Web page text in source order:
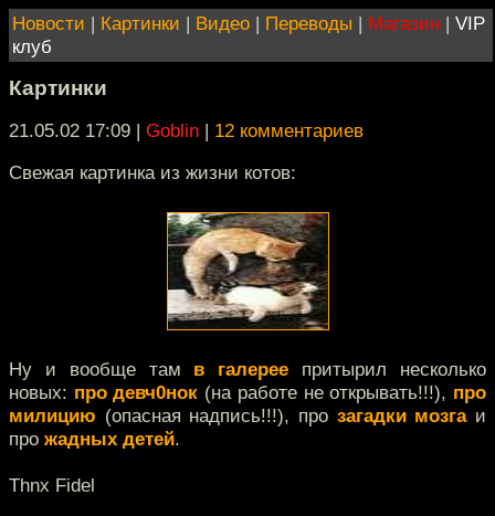
Новости | Картинки | Видео | Переводы | Магазин | VIP
клуб
Картинки
21.05.02 17:09 | Goblin | 12 комментариев
Свежая картинка из жизни котов:
Ну и вообще там в галерее притырил несколько
новых: про девч0нок (на работе не открывать!!!), про
милицию (опасная надпись!!!), про загадки мозгаи
про жадных детей.
Thnx Fidel